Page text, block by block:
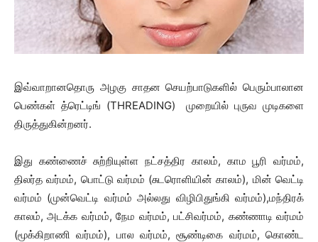
இவ்வாறானதொரு அழகு சாதன செயற்பாடுகளில் பெரும்பாலான
பெண்கள் த்ரெட்டிங் (THREADING) முறையில் புருவ முடிகளை
திருத்துகின்றனர்.
இது கண்ணைச் சுற்றியுள்ள நட்சத்திர காலம், காம பூரி வர்மம்,
திலர்த வர்மம், பொட்டு வர்மம் (சுடரொளியின் காலம்), மின் வெட்டி
வர்மம் (முன்வெட்டி வர்மம் அல்லது விழிபிதுங்கி வர்மம்),மந்திரக்
காலம், அடக்க வர்மம், நேம வர்மம், பட்சிவர்மம், கண்ணாடி வர்மம்
(மூக்கிறாணி வர்மம்), பால வர்மம், சூண்டிகை வர்மம், கொண்ட